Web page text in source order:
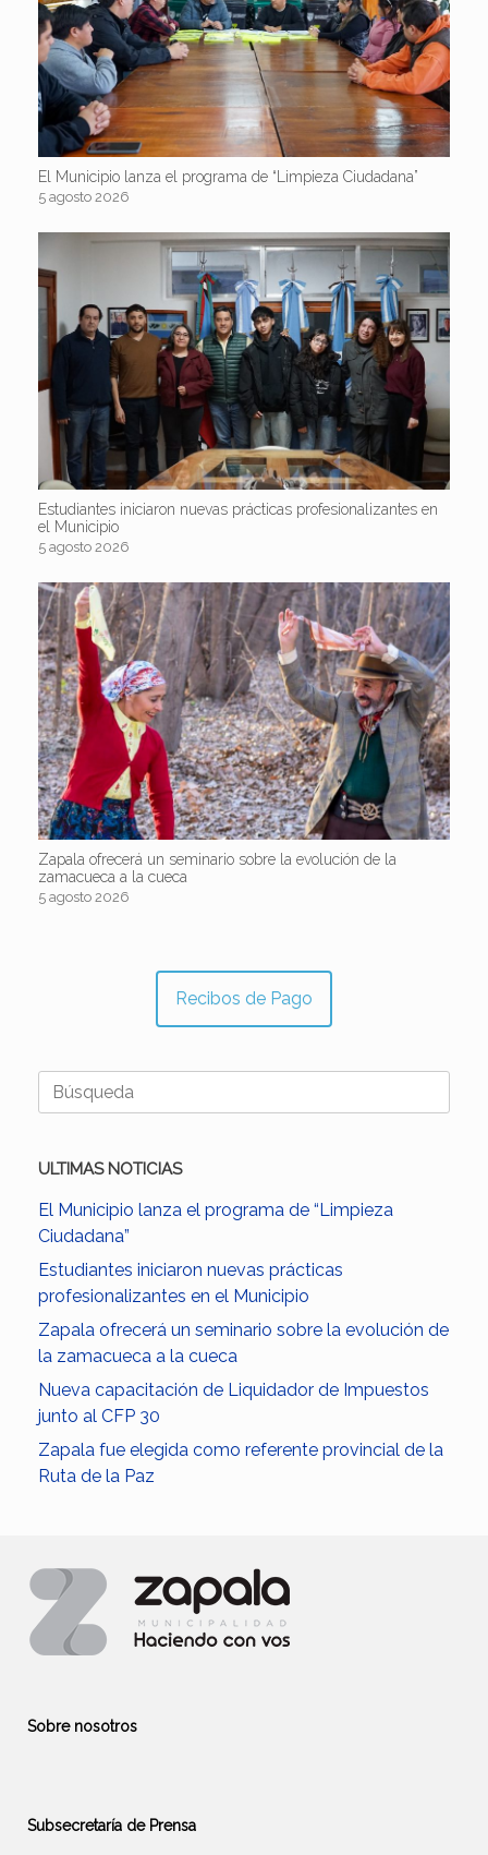
El Municipio lanza el programa de “Limpieza Ciudadana”
5 agosto 2026
Estudiantes iniciaron nuevas prácticas profesionalizantes en
el Municipio
5 agosto 2026
Zapala ofrecerá un seminario sobre la evolución de la
zamacueca a la cueca
5 agosto 2026
Recibos de Pago
Buscar:
ULTIMAS NOTICIAS
El Municipio lanza el programa de “Limpieza
Ciudadana”
Estudiantes iniciaron nuevas prácticas
profesionalizantes en el Municipio
Zapala ofrecerá un seminario sobre la evolución de
la zamacueca a la cueca
Nueva capacitación de Liquidador de Impuestos
junto al CFP 30
Zapala fue elegida como referente provincial de la
Ruta de la Paz
Sobre nosotros
Subsecretaría de Prensa